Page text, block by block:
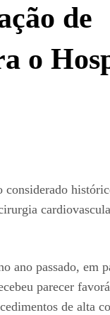
de
o
ano passado, em
parecer
de alta